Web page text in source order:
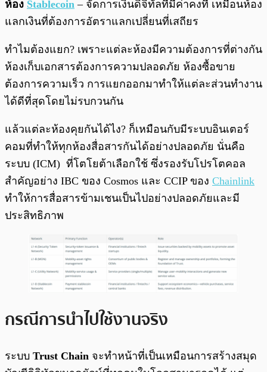
ห้อง Stablecoin – จัดการเงินดิจิทัลที่มีค่าคงที่ เหมือนห้อง
แลกเงินที่ต้องการอัตราแลกเปลี่ยนที่เสถียร
ทำไมต้องแยก? เพราะแต่ละห้องมีความต้องการที่ต่างกัน
ห้องเก็บเอกสารต้องการความปลอดภัย ห้องซื้อขาย
ต้องการความเร็ว การแยกออกมาทำให้แต่ละส่วนทำงาน
ได้ดีที่สุดโดยไม่รบกวนกัน
แล้วแต่ละห้องคุยกันได้ไง? ก็เหมือนกับมีระบบอินเตอร์
คอมที่ทำให้ทุกห้องสื่อสารกันได้อย่างปลอดภัย นั่นคือ
ระบบ (ICM) ที่โตโยต้าเลือกใช้ ซึ่งรองรับโปรโตคอล
สำคัญอย่าง IBC ของ Cosmos และ CCIP ของ Chainlink
ทำให้การสื่อสารข้ามเชนเป็นไปอย่างปลอดภัยและมี
ประสิทธิภาพ
กรณีการนำไปใช้งานจริง
ระบบ Trust Chain จะทำหน้าที่เป็นเหมือนการสร้างสมุด